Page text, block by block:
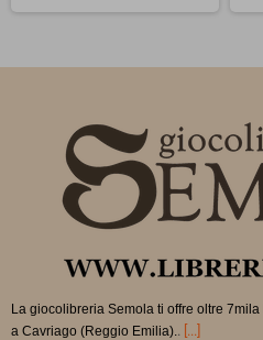
La giocolibreria Semola ti offre oltre
a Cavriago (Reggio Emilia).. [...]